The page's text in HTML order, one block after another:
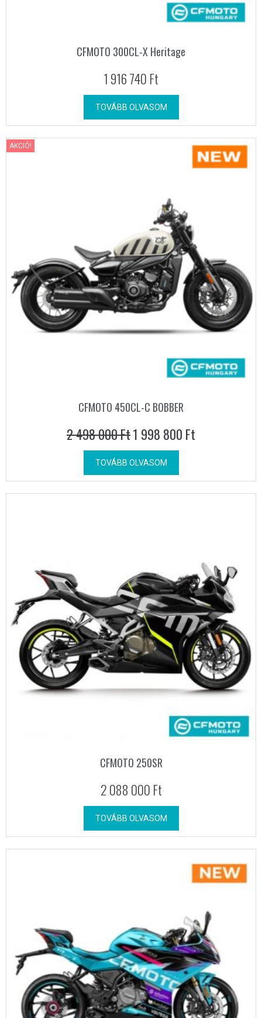
CFMOTO 300CL-X Heritage
1 916 740 Ft
TOVÁBB OLVASOM
AKCIÓ!
CFMOTO 450CL-C BOBBER
2 498 000Ft1 998 800 Ft
TOVÁBB OLVASOM
CFMOTO 250SR
2 088 000 Ft
TOVÁBB OLVASOM